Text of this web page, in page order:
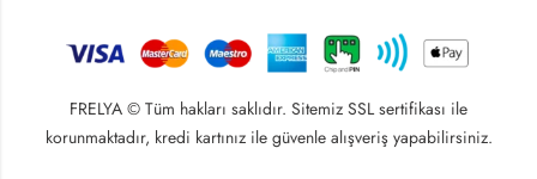
FRELYA © Tüm hakları saklıdır. Sitemiz SSL sertifikası ile
korunmaktadır, kredi kartınız ile güvenle alışveriş yapabilirsiniz.